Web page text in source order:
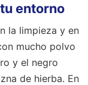
entorno
la limpieza y en
mucho polvo
y el negro
de hierba. En